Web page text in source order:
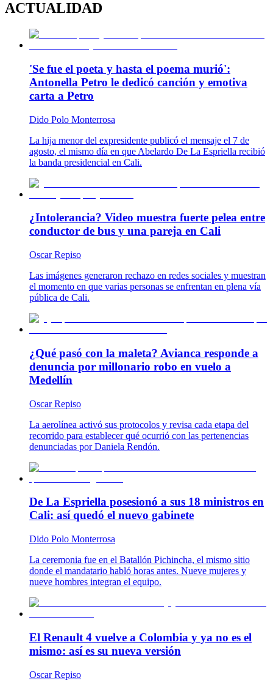
ACTUALIDAD
'Se fue el poeta y hasta el poema murió':
Antonella Petro le dedicó canción y emotiva
carta a Petro
Dido Polo Monterrosa
La hija menor del expresidente publicó el mensaje el 7 de
agosto, el mismo día en que Abelardo De La Espriella recibió
la banda presidencial en Cali.
¿Intolerancia? Video muestra fuerte pelea entre
conductor de bus y una pareja en Cali
Oscar Repiso
Las imágenes generaron rechazo en redes sociales y muestran
el momento en que varias personas se enfrentan en plena vía
pública de Cali.
¿Qué pasó con la maleta? Avianca responde a
denuncia por millonario robo en vuelo a
Medellín
Oscar Repiso
La aerolínea activó sus protocolos y revisa cada etapa del
recorrido para establecer qué ocurrió con las pertenencias
denunciadas por Daniela Rendón.
De La Espriella posesionó a sus 18 ministros en
Cali: así quedó el nuevo gabinete
Dido Polo Monterrosa
La ceremonia fue en el Batallón Pichincha, el mismo sitio
donde el mandatario habló horas antes. Nueve mujeres y
nueve hombres integran el equipo.
El Renault 4 vuelve a Colombia y ya no es el
mismo: así es su nueva versión
Oscar Repiso